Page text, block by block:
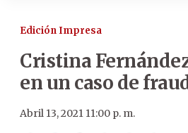
Edición Impresa
Cristina
en un caso de
Abril 13, 2021 11:00 p. m.